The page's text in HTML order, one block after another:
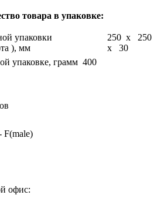
товара в упаковке:
упаковки
), мм
250 x 250
x 30
упаковке, грамм 400
F(male)
офис: